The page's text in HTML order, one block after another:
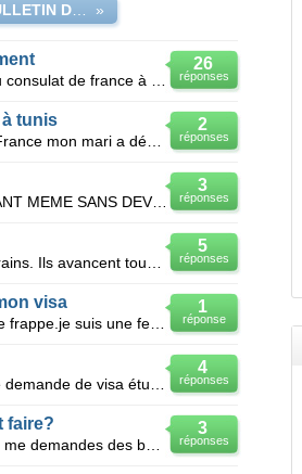
A QUI DEMANDER LE BULLETIN DE MOUVEMENT EN FRANCE OU A TUNIS ? »
26
réponses
2
réponses
tunis
Je suis tunisienne mariée à un tunisien résidant en France mon mari a déposé un dossier de regroupe
3
réponses
J ETAIS MARIER JE CONNAISSAIS MA FEMME AVANT MEME SANS DEVORCE ON ETAIT MARIER AVANT MON RETOUR EN F
5
réponses
1
réponse
visa
Bonjour. je recommance car j'ai commi une erreur de frappe.je suis une femme marocaine mariee a mar
4
réponses
3
réponses
faire?
Bonjour on viens de me passer en invalidite cat 2 on me demandes des bulletin de salaires de 20ans e